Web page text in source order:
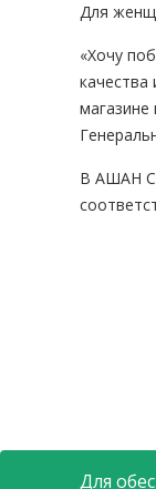
Для
Для
«Хочу
В АШАН